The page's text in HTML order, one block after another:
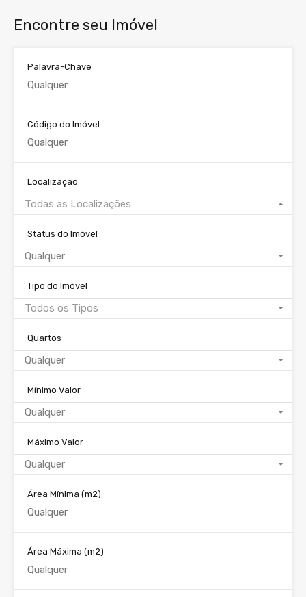
Encontre seu Imóvel
Palavra-Chave
Código do Imóvel
Localização
Todas as Localizações
Status do Imóvel
Qualquer
Tipo do Imóvel
Todos os Tipos
Quartos
Qualquer
Mínimo Valor
Qualquer
Máximo Valor
Qualquer
Área Mínima (m2)
Área Máxima (m2)